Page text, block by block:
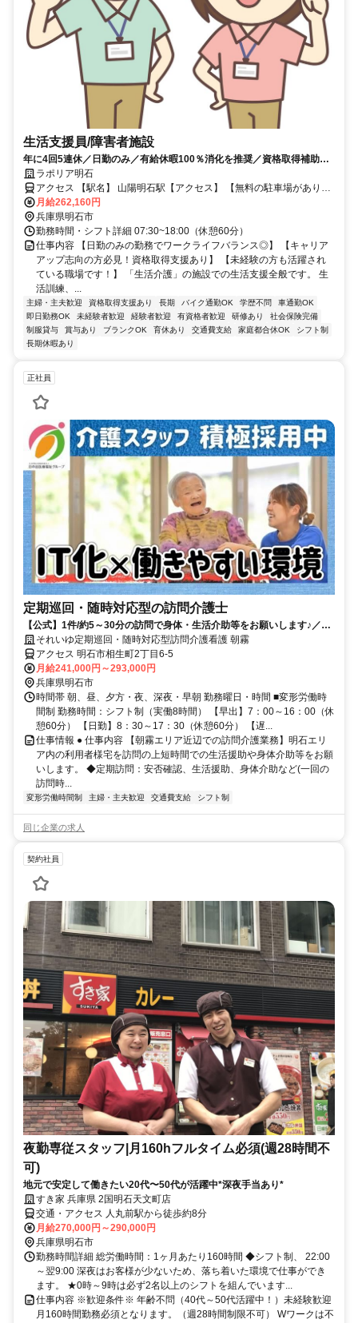
生活支援員/障害者施設
年に4回5連休／日勤のみ／有給休暇100％消化を推奨／資格取得補助制
度 ラポリア明石
アクセス 【駅名】 山陽明石駅【アクセス】 【無料の駐車場がありま
す】 山陽電鉄本線 山陽明石駅から徒歩で13分
月給262,160円
兵庫県明石市
勤務時間・シフト詳細 07:30~18:00（休憩60分）
仕事内容 【日勤のみの勤務でワークライフバランス◎】 【キャリア
アップ志向の方必見！資格取得支援あり】 【未経験の方も活躍され
ている職場です！】 「生活介護」の施設での生活支援全般です。 生
活訓練、...
主婦・主夫歓迎 資格取得支援あり 長期 バイク通勤OK 学歴不問
車通勤OK
即日勤務OK
未経験者歓迎 経験者歓迎 有資格者歓迎 研修あり
社会保険完備
制服貸与
賞与あり ブランクOK 育休あり 交通費支給 家庭都合休OK
シフト制
長期休暇あり
正社員
定期巡回・随時対応型の訪問介護士
【公式】1件/約5～30分の訪問で身体・生活介助等をお願いします♪／日
の出医療福祉グループ
それいゆ定期巡回・随時対応型訪問介護看護 朝霧
アクセス 明石市相生町2丁目6-5
月給241,000円～293,000円
兵庫県明石市
時間帯 朝、昼、夕方・夜、深夜・早朝 勤務曜日・時間 ■変形労働時
間制 勤務時間：シフト制（実働8時間） 【早出】7：00～16：00（休
憩60分） 【日勤】8：30～17：30（休憩60分） 【遅...
仕事情報 ● 仕事内容 【朝霧エリア近辺での訪問介護業務】明石エリ
ア内の利用者様宅を訪問の上短時間での生活援助や身体介助等をお願
いします。 ◆定期訪問：安否確認、生活援助、身体介助など(一回の
訪問時...
変形労働時間制 主婦・主夫歓迎 交通費支給 シフト制
同じ企業の求人
契約社員
夜勤専従スタッフ|月160hフルタイム必須(週28時間不
可)
地元で安定して働きたい20代〜50代が活躍中*深夜手当あり*
すき家 兵庫県 2国明石天文町店
交通・アクセス 人丸前駅から徒歩約8分
月給270,000円～290,000円
兵庫県明石市
勤務時間詳細 総労働時間：1ヶ月あたり160時間 ◆シフト制、 22:00
～翌9:00 深夜はお客様が少ないため、落ち着いた環境で仕事ができ
ます。 ★0時～9時は必ず2名以上のシフトを組んでいます...
仕事内容 ※歓迎条件※ 年齢不問（40代～50代活躍中！）未経験歓迎
月160時間勤務必須となります。（週28時間制限不可） Wワークは不